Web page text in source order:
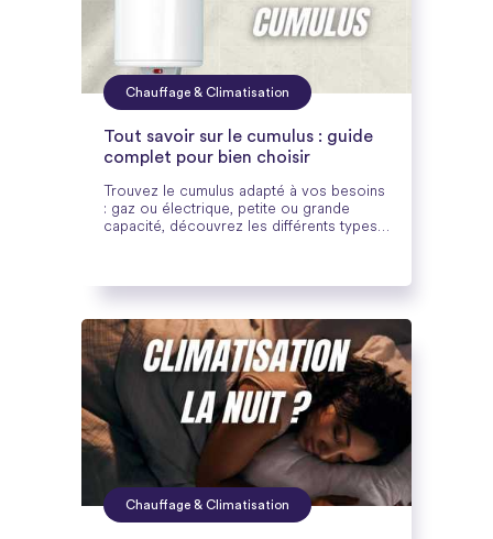
Chauffage & Climatisation
Tout savoir sur le cumulus : guide
complet pour bien choisir
Trouvez le cumulus adapté à vos besoins
: gaz ou électrique, petite ou grande
capacité, découvrez les différents types
Chauffage & Climatisation